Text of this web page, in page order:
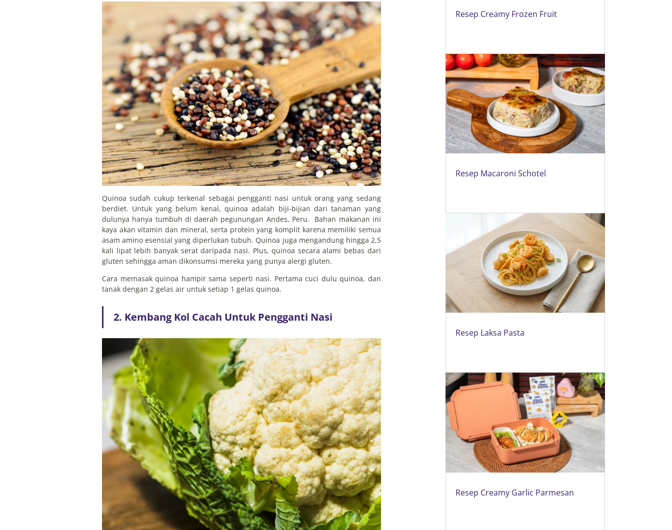
Quinoa sudah cukup terkenal sebagai pengganti nasi untuk orang yang sedang
berdiet. Untuk yang belum kenal, quinoa adalah biji-bijian dari tanaman yang
dulunya hanya tumbuh di daerah pegunungan Andes, Peru. Bahan makanan ini
kaya akan vitamin dan mineral, serta protein yang komplit karena memiliki semua
asam amino esensial yang diperlukan tubuh. Quinoa juga mengandung hingga 2,5
kali lipat lebih banyak serat daripada nasi. Plus, quinoa secara alami bebas dari
gluten sehingga aman dikonsumsi mereka yang punya alergi gluten.
Cara memasak quinoa hampir sama seperti nasi. Pertama cuci dulu quinoa, dan
tanak dengan 2 gelas air untuk setiap 1 gelas quinoa.
2. Kembang Kol Cacah Untuk Pengganti Nasi
Resep Creamy Frozen Fruit
Resep Macaroni Schotel
Resep Laksa Pasta
Resep Creamy Garlic Parmesan